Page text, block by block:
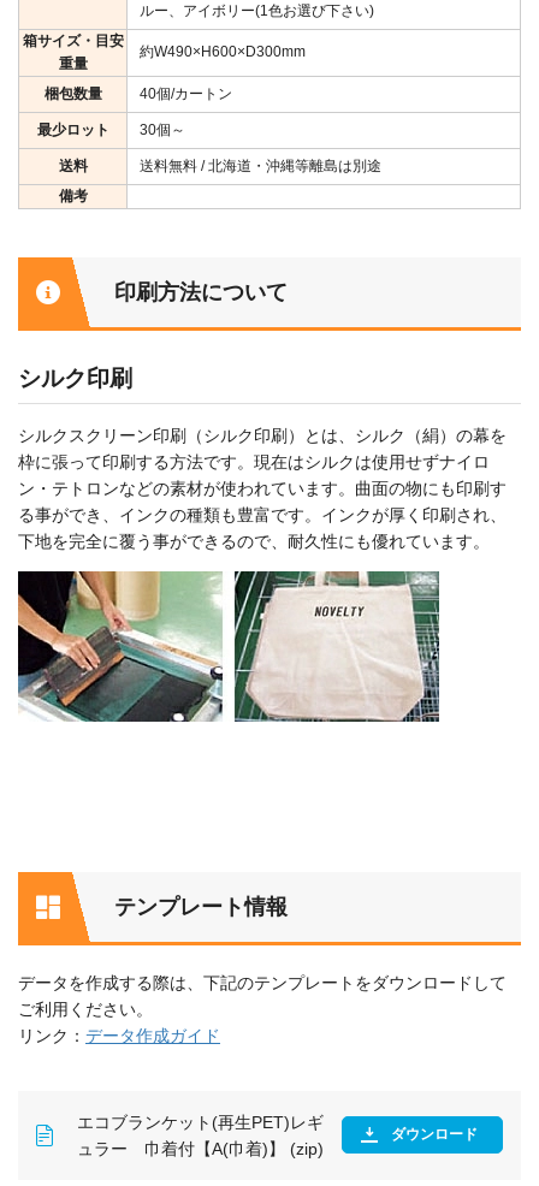
ルー、アイボリー(1色お選び下さい)
箱サイズ・目安
重量
約W490×H600×D300mm
梱包数量 40個/カートン
最少ロット 30個～
送料
送料無料 / 北海道・沖縄等離島は別途
備考
印刷方法について
シルク印刷
シルクスクリーン印刷（シルク印刷）とは、シルク（絹）の幕を
枠に張って印刷する方法です。現在はシルクは使用せずナイロ
ン・テトロンなどの素材が使われています。曲面の物にも印刷す
る事ができ、インクの種類も豊富です。インクが厚く印刷され、
下地を完全に覆う事ができるので、耐久性にも優れています。
テンプレート情報
データを作成する際は、下記のテンプレートをダウンロードして
ご利用ください。
リンク： データ作成ガイド
エコブランケット(再生PET)レギ
ュラー 巾着付【A(巾着)】 (zip)
ダウンロード